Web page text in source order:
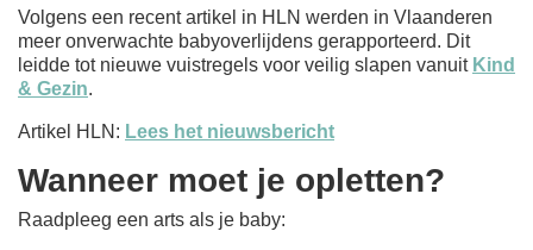
Volgens een recent artikel in HLN werden in Vlaanderen
meer onverwachte babyoverlijdens gerapporteerd. Dit
leidde tot nieuwe vuistregels voor veilig slapen vanuit Kind
& Gezin.
Artikel HLN: Lees het nieuwsbericht
Wanneer moet je opletten?
Raadpleeg een arts als je baby: